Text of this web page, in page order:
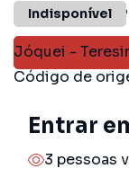
receber mais
Indisponível
Jóquei -
Código de
Entrar
3 pessoas